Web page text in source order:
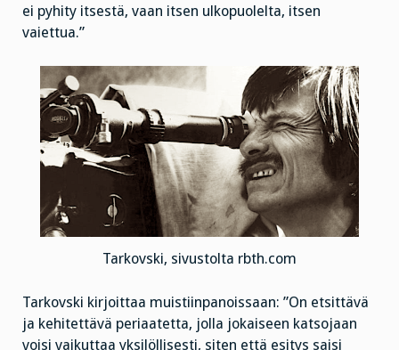
ei pyhity itsestä, vaan itsen ulkopuolelta, itsen
vaiettua.”
Tarkovski, sivustolta rbth.com
Tarkovski kirjoittaa muistiinpanoissaan: ”On etsittävä
ja kehitettävä periaatetta, jolla jokaiseen katsojaan
voisi vaikuttaa yksilöllisesti, siten että esitys saisi